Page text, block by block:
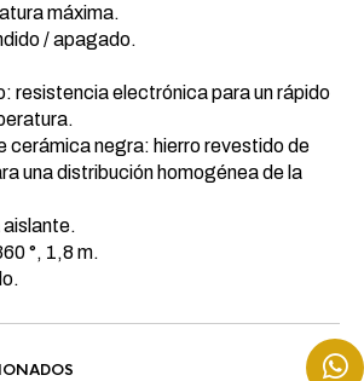
máxima.
/ apagado.
resistencia electrónica para un rápido
cerámica negra: hierro revestido de
una distribución homogénea de la
aislante.
°, 1,8 m.